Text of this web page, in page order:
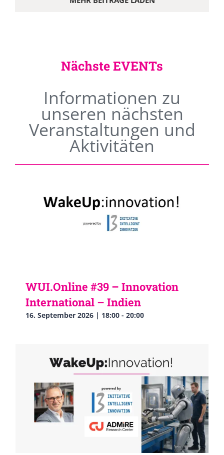
Nächste EVENTs
Informationen zu
unseren nächsten
Veranstaltungen und
Aktivitäten
WUI.Online #39 – Innovation
International – Indien
16. September 2026 | 18:00 - 20:00